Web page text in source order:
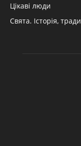
Цікаві люди
Свята. Історія,